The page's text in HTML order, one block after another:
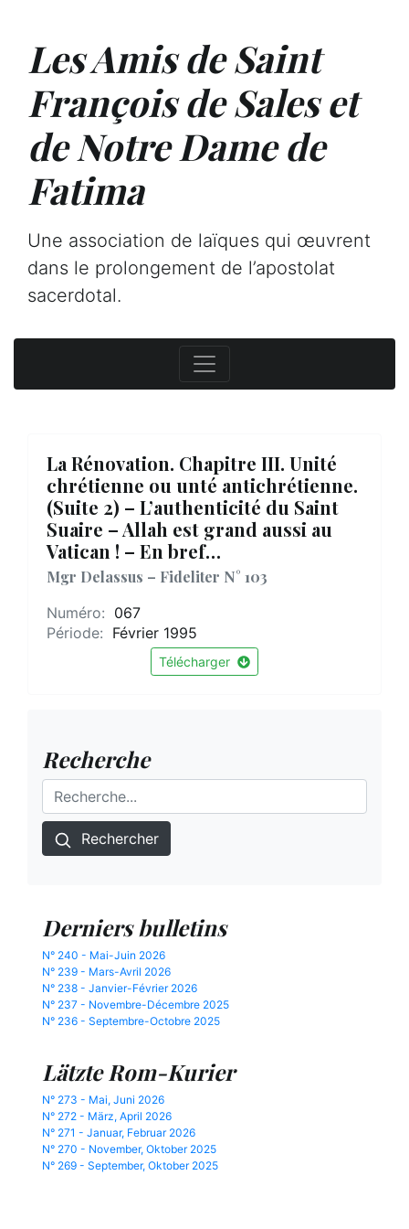
Les Amis de Saint
François de Sales et
de Notre Dame de
Fatima
Une association de laïques qui œuvrent
dans le prolongement de l’apostolat
sacerdotal.
La Rénovation. Chapitre III. Unité
chrétienne ou unté antichrétienne.
(Suite 2) – L’authenticité du Saint
Suaire – Allah est grand aussi au
Vatican ! – En bref…
Mgr Delassus – Fideliter N° 103
Numéro: 067
Période: Février 1995
Télécharger
Recherche
Rechercher
Derniers bulletins
N° 240 - Mai-Juin 2026
N° 239 - Mars-Avril 2026
N° 238 - Janvier-Février 2026
N° 237 - Novembre-Décembre 2025
N° 236 - Septembre-Octobre 2025
Lätzte Rom-Kurier
N° 273 - Mai, Juni 2026
N° 272 - März, April 2026
N° 271 - Januar, Februar 2026
N° 270 - November, Oktober 2025
N° 269 - September, Oktober 2025